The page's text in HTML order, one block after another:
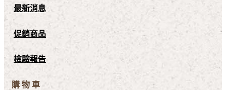
最新消息
促銷商品
檢驗報告
購 物 車